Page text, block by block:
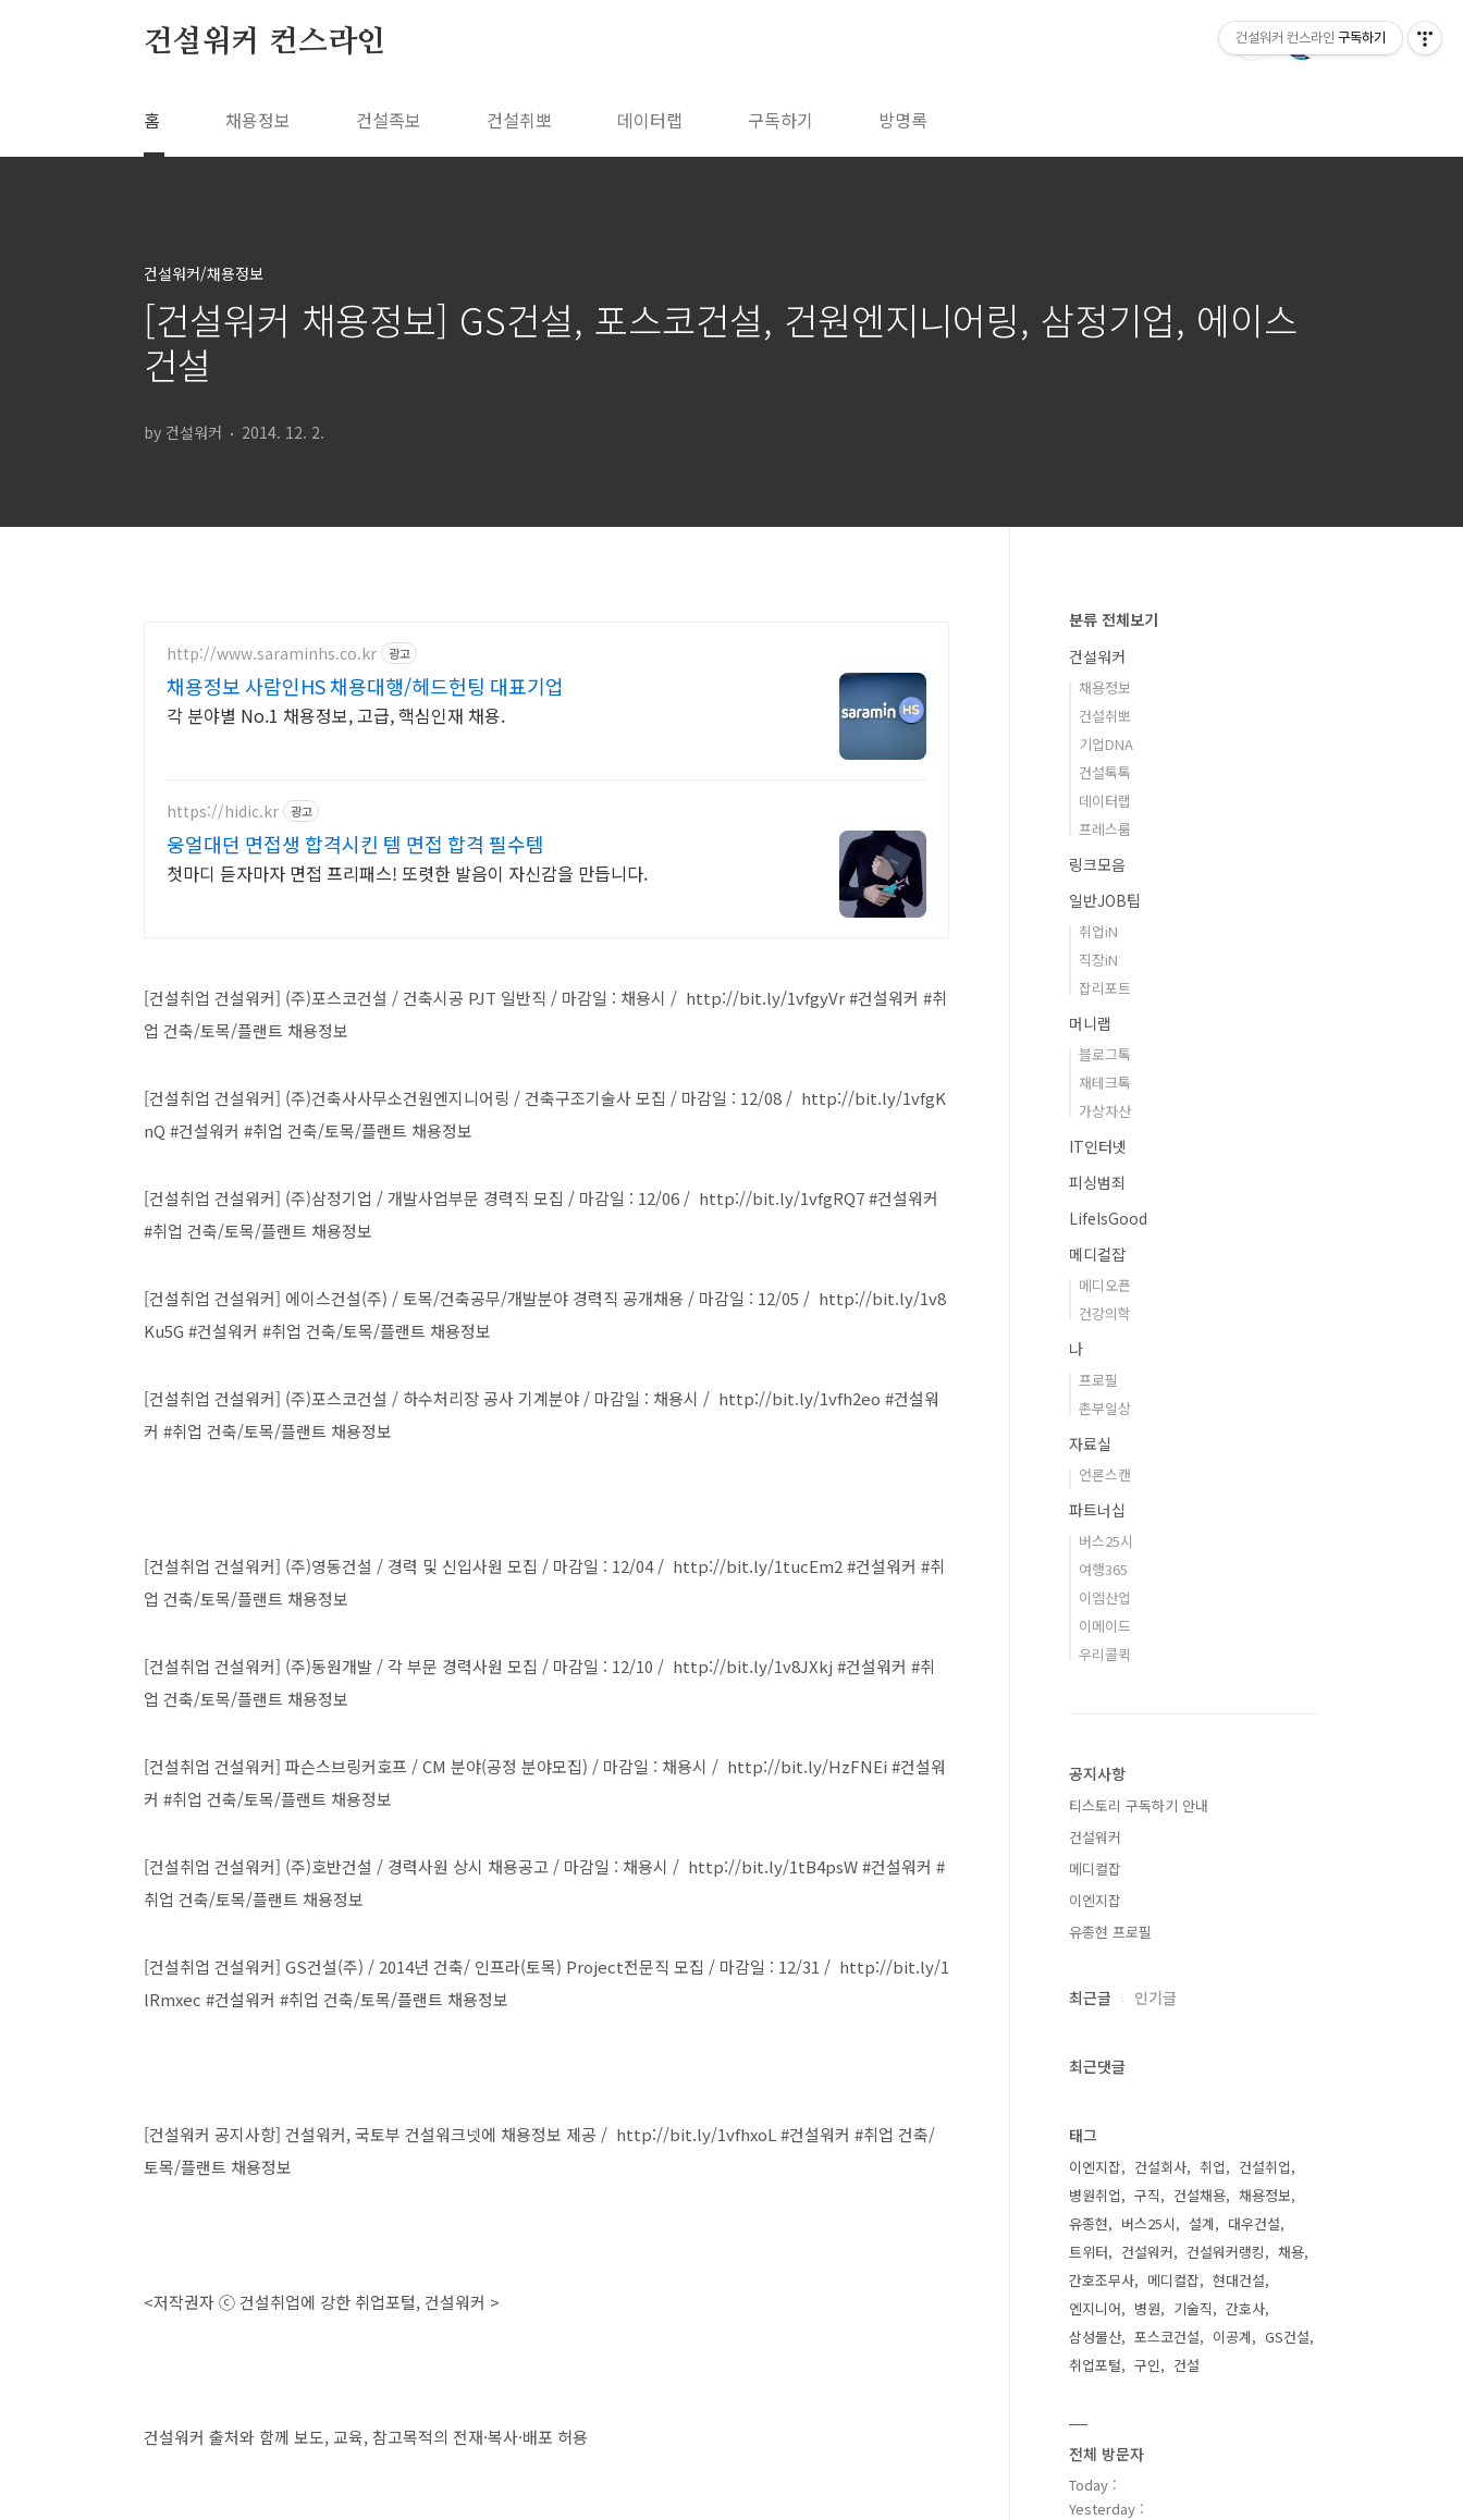
건설워커 컨스라인
홈 채용정보 건설족보 건설취뽀 데이터랩 구독하기 방명록
건설워커/채용정보
[건설워커 채용정보] GS건설, 포스코건설, 건원엔지니어링, 삼정기업, 에이스
건설
by 건설워커 2014. 12. 2.
http://www.saraminhs.co.kr 광고
채용정보 사람인HS 채용대행/헤드헌팅 대표기업
각 분야별 No.1 채용정보, 고급, 핵심인재 채용.
https://hidic.kr 광고
웅얼대던 면접생 합격시킨 템 면접 합격 필수템
첫마디 듣자마자 면접 프리패스! 또렷한 발음이 자신감을 만듭니다.
[건설취업 건설워커] (주)포스코건설 / 건축시공 PJT 일반직 / 마감일 : 채용시 / http://bit.ly/1vfgyVr #건설워커 #취
업 건축/토목/플랜트 채용정보
[건설취업 건설워커] (주)건축사사무소건원엔지니어링 / 건축구조기술사 모집 / 마감일 : 12/08 / http://bit.ly/1vfgK
nQ #건설워커 #취업 건축/토목/플랜트 채용정보
[건설취업 건설워커] (주)삼정기업 / 개발사업부문 경력직 모집 / 마감일 : 12/06 / http://bit.ly/1vfgRQ7 #건설워커
#취업 건축/토목/플랜트 채용정보
[건설취업 건설워커] 에이스건설(주) / 토목/건축공무/개발분야 경력직 공개채용 / 마감일 : 12/05 / http://bit.ly/1v8
Ku5G #건설워커 #취업 건축/토목/플랜트 채용정보
[건설취업 건설워커] (주)포스코건설 / 하수처리장 공사 기계분야 / 마감일 : 채용시 / http://bit.ly/1vfh2eo #건설워
커 #취업 건축/토목/플랜트 채용정보
[건설취업 건설워커] (주)영동건설 / 경력 및 신입사원 모집 / 마감일 : 12/04 / http://bit.ly/1tucEm2 #건설워커 #취
업 건축/토목/플랜트 채용정보
[건설취업 건설워커] (주)동원개발 / 각 부문 경력사원 모집 / 마감일 : 12/10 / http://bit.ly/1v8JXkj #건설워커 #취
업 건축/토목/플랜트 채용정보
[건설취업 건설워커] 파슨스브링커호프 / CM 분야(공정 분야모집) / 마감일 : 채용시 / http://bit.ly/HzFNEi #건설워
커 #취업 건축/토목/플랜트 채용정보
[건설취업 건설워커] (주)호반건설 / 경력사원 상시 채용공고 / 마감일 : 채용시 / http://bit.ly/1tB4psW #건설워커 #
취업 건축/토목/플랜트 채용정보
[건설취업 건설워커] GS건설(주) / 2014년 건축/ 인프라(토목) Project전문직 모집 / 마감일 : 12/31 / http://bit.ly/1
lRmxec #건설워커 #취업 건축/토목/플랜트 채용정보
[건설워커 공지사항] 건설워커, 국토부 건설워크넷에 채용정보 제공 / http://bit.ly/1vfhxoL #건설워커 #취업 건축/
토목/플랜트 채용정보
<저작권자 ⓒ 건설취업에 강한 취업포털, 건설워커 >
건설워커 출처와 함께 보도, 교육, 참고목적의 전재·복사·배포 허용
분류 전체보기
건설워커
채용정보
건설취뽀
기업DNA
건설톡톡
데이터랩
프레스룸
링크모음
일반JOB팁
취업iN
직장iN
잡리포트
머니랩
블로그톡
재테크톡
가상자산
IT인터넷
피싱범죄
LifeIsGood
메디컬잡
메디오픈
건강의학
나
프로필
촌부일상
자료실
언론스캔
파트너십
버스25시
여행365
이엠산업
이메이드
우리콜퀵
공지사항
티스토리 구독하기 안내
건설워커
메디컬잡
이엔지잡
유종현 프로필
최근글 인기글
최근댓글
태그
이엔지잡 건설회사 취업
건설취업
병원취업
구직 건설채용
채용정보
유종현
버스25시 설계
대우건설
트위터
건설워커 건설워커랭킹
채용
간호조무사
메디컬잡
현대건설
엔지니어
병원 기술직
간호사
삼성물산
포스코건설 이공계
GS건설
취업포털
구인 건설
전체 방문자
Today :
Yesterday :
건설워커 컨스라인 구독하기